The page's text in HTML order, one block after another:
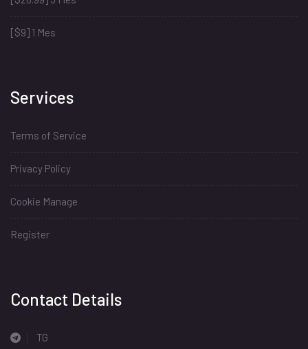
[$9] 1 Mes
Services
Terms of Service
Privacy Policy
Cookie Manage
Register
Contact Details
TG